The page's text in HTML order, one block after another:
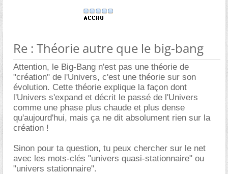
Re : Théorie autre que le big-bang
Attention, le Big-Bang n'est pas une théorie de
"création" de l'Univers, c'est une théorie sur son
évolution. Cette théorie explique la façon dont
l'Univers s'expand et décrit le passé de l'Univers
comme une phase plus chaude et plus dense
qu'aujourd'hui, mais ça ne dit absolument rien sur la
création !
Sinon pour ta question, tu peux chercher sur le net
avec les mots-clés "univers quasi-stationnaire" ou
"univers stationnaire".